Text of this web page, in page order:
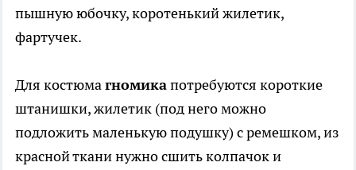
пышную юбочку, коротенький жилетик,
фартучек.
Для костюмагномикапотребуются короткие
штанишки, жилетик (под него можно
подложить маленькую подушку) с ремешком, из
красной ткани нужно сшить колпачок и